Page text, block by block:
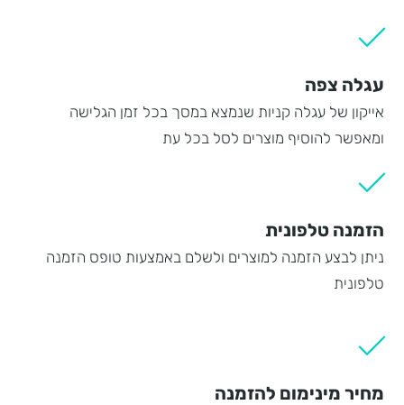
עגלה צפה
אייקון של עגלה קניות שנמצא במסך בכל זמן הגלישה
ומאפשר להוסיף מוצרים לסל בכל עת
הזמנה טלפונית
ניתן לבצע הזמנה למוצרים ולשלם באמצעות טופס הזמנה
טלפונית
מחיר מינימום להזמנה